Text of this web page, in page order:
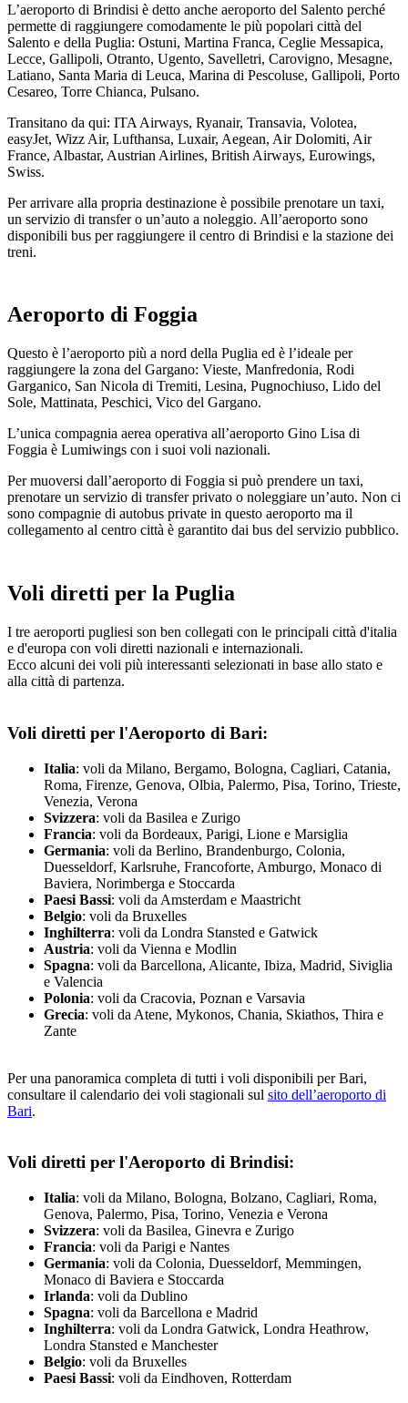
L’aeroporto di Brindisi è detto anche aeroporto del Salento perché
permette di raggiungere comodamente le più popolari città del
Salento e della Puglia: Ostuni, Martina Franca, Ceglie Messapica,
Lecce, Gallipoli, Otranto, Ugento, Savelletri, Carovigno, Mesagne,
Latiano, Santa Maria di Leuca, Marina di Pescoluse, Gallipoli, Porto
Cesareo, Torre Chianca, Pulsano.
Transitano da qui: ITA Airways, Ryanair, Transavia, Volotea,
easyJet, Wizz Air, Lufthansa, Luxair, Aegean, Air Dolomiti, Air
France, Albastar, Austrian Airlines, British Airways, Eurowings,
Swiss.
Per arrivare alla propria destinazione è possibile prenotare un taxi,
un servizio di transfer o un’auto a noleggio. All’aeroporto sono
disponibili bus per raggiungere il centro di Brindisi e la stazione dei
treni.
Aeroporto di Foggia
Questo è l’aeroporto più a nord della Puglia ed è l’ideale per
raggiungere la zona del Gargano: Vieste, Manfredonia, Rodi
Garganico, San Nicola di Tremiti, Lesina, Pugnochiuso, Lido del
Sole, Mattinata, Peschici, Vico del Gargano.
L’unica compagnia aerea operativa all’aeroporto Gino Lisa di
Foggia è Lumiwings con i suoi voli nazionali.
Per muoversi dall’aeroporto di Foggia si può prendere un taxi,
prenotare un servizio di transfer privato o noleggiare un’auto. Non ci
sono compagnie di autobus private in questo aeroporto ma il
collegamento al centro città è garantito dai bus del servizio pubblico.
Voli diretti per la Puglia
I tre aeroporti pugliesi son ben collegati con le principali città d'italia
e d'europa con voli diretti nazionali e internazionali.
Ecco alcuni dei voli più interessanti selezionati in base allo stato e
alla città di partenza.
Voli diretti per l'Aeroporto di Bari:
Italia: voli da Milano, Bergamo, Bologna, Cagliari, Catania,
Roma, Firenze, Genova, Olbia, Palermo, Pisa, Torino, Trieste,
Venezia, Verona
Svizzera: voli da Basilea e Zurigo
Francia: voli da Bordeaux, Parigi, Lione e Marsiglia
Germania: voli da Berlino, Brandenburgo, Colonia,
Duesseldorf, Karlsruhe, Francoforte, Amburgo, Monaco di
Baviera, Norimberga e Stoccarda
Paesi Bassi: voli da Amsterdam e Maastricht
Belgio: voli da Bruxelles
Inghilterra: voli da Londra Stansted e Gatwick
Austria: voli da Vienna e Modlin
Spagna: voli da Barcellona, Alicante, Ibiza, Madrid, Siviglia
e Valencia
Polonia: voli da Cracovia, Poznan e Varsavia
Grecia: voli da Atene, Mykonos, Chania, Skiathos, Thira e
Zante
Per una panoramica completa di tutti i voli disponibili per Bari,
consultare il calendario dei voli stagionali sul sito dell’aeroporto di
Bari.
Voli diretti per l'Aeroporto di Brindisi:
Italia: voli da Milano, Bologna, Bolzano, Cagliari, Roma,
Genova, Palermo, Pisa, Torino, Venezia e Verona
Svizzera: voli da Basilea, Ginevra e Zurigo
Francia: voli da Parigi e Nantes
Germania: voli da Colonia, Duesseldorf, Memmingen,
Monaco di Baviera e Stoccarda
Irlanda: voli da Dublino
Spagna: voli da Barcellona e Madrid
Inghilterra: voli da Londra Gatwick, Londra Heathrow,
Londra Stansted e Manchester
Belgio: voli da Bruxelles
Paesi Bassi: voli da Eindhoven, Rotterdam